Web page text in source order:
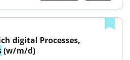
digital Processes,
(w/m/d)